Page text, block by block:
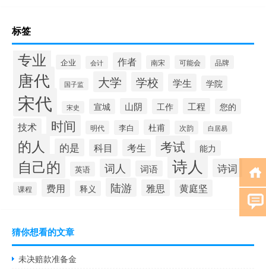
标签
专业 企业 会计 作者 南宋 可能会 品牌
唐代 国子监 大学 学校 学生 学院
宋代 宋史 宣城 山阴 工作 工程 您的
技术 时间 明代 李白 杜甫 次韵 白居易
的人 的是 科目 考生 考试 能力
自己的 英语 词人 词语 诗人 诗词
课程 费用 释义 陆游 雅思 黄庭坚
猜你想看的文章
未决赔款准备金